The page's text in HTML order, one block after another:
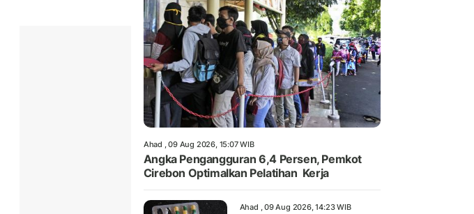
Ahad , 09 Aug 2026, 15:07 WIB
Angka Pengangguran 6,4 Persen, Pemkot
Cirebon Optimalkan Pelatihan Kerja
Ahad , 09 Aug 2026, 14:23 WIB